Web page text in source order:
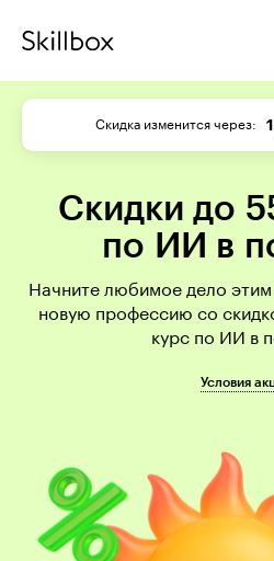
Скидка изменится через
Скидки до
по ИИ в
Начните любимое дело
новую профессию со
курс по ИИ в
Условия